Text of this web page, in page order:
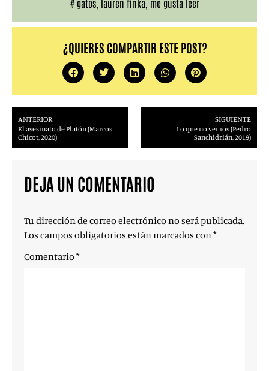
# gatos, lauren finka me gusta leer
¿QUIERES COMPARTIR ESTE POST?
ANTERIOR
El asesinato de Platón (Marcos
Chicot, 2020)
SIGUIENTE
Lo que no vemos (Pedro
Sanchidrián, 2019)
DEJA UN COMENTARIO
Tu dirección de correo electrónico no será publicada.
Los campos obligatorios están marcados con*
Comentario *